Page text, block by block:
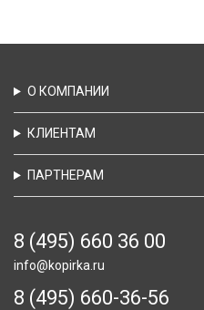
О КОМПАНИИ
КЛИЕНТАМ
ПАРТНЕРАМ
8 (495) 660 36 00
info@kopirka.ru
8 (495) 660-36-56